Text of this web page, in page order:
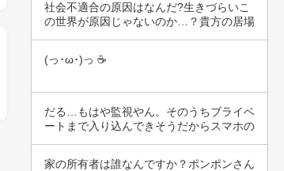
社会不適合の原因はなんだ?生きづらいこ
の世界が原因じゃないのか…？貴方の居場
(っ･ω･)っ ☕
だる…もはや監視やん。そのうちブライベ
ートまで入り込んできそうだからスマホの
家の所有者は誰なんですか？ポンポンさん